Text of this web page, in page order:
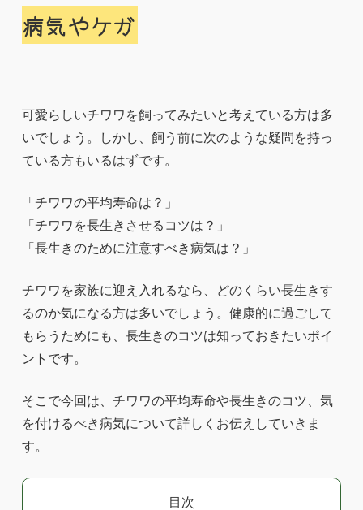
病気やケガ
可愛らしいチワワを飼ってみたいと考えている方は多
いでしょう。しかし、飼う前に次のような疑問を持っ
ている方もいるはずです。
「チワワの平均寿命は？」
「チワワを長生きさせるコツは？」
「長生きのために注意すべき病気は？」
チワワを家族に迎え入れるなら、どのくらい長生きす
るのか気になる方は多いでしょう。健康的に過ごして
もらうためにも、長生きのコツは知っておきたいポイ
ントです。
そこで今回は、チワワの平均寿命や長生きのコツ、気
を付けるべき病気について詳しくお伝えしていきま
す。
目次